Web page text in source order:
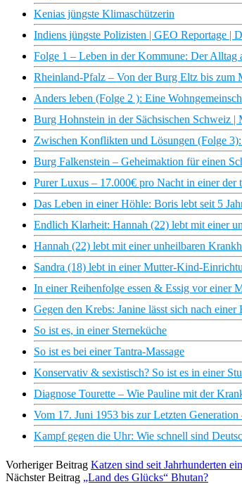
Kenias jüngste Klimaschützerin
Indiens jüngste Polizisten | GEO Reportage |
Folge 1 – Leben in der Kommune: Der
Rheinland-Pfalz – Von der Burg Eltz bis
Anders leben (Folge 2 ): Eine
Burg Hohnstein in der Sächsischen Schweiz
Zwischen Konflikten und Lösungen (Folge
Burg Falkenstein – Geheimaktion für einen
Purer Luxus – 17.000€ pro Nacht in einer der
Das Leben in einer Höhle: Boris lebt seit 5
Endlich Klarheit: Hannah (22) lebt mit einer
Hannah (22) lebt mit einer unheilbaren
Sandra (18) lebt in einer Mutter-Kind-
In einer Reihenfolge essen & Essig vor einer
Gegen den Krebs: Janine lässt sich nach
So ist es, in einer Sterneküche
So ist es bei einer Tantra-Massage
Konservativ & sexistisch? So ist es in einer
Diagnose Tourette – Wie Pauline mit der
Vom 17. Juni 1953 bis zur Letzten
Kampf gegen die Uhr: Wie schnell sind
Vorheriger Beitrag Katzen sind seit Jahrhunderten
Nächster Beitrag „Land des Glücks“ Bhutan?